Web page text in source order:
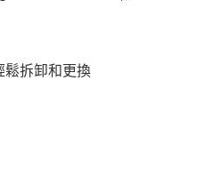
資訊註冊。若發現惡意使用之情形，
鬆拆卸和更換